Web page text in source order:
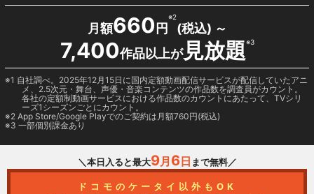
月額660 円
※2
(税込) ～
7,400作品以上が見放題※3
1 自社調べ。2025年12月15日に国内定額動画配信サービスが配信していたアニ
メ、2.5次元・舞台、声優・音楽コンテンツの作品数を調査員がカウント。
各社の定額制動画サービスにおける作品数のカウントにあたって、TVシリ
ーズ1シーズンごとにカウント。
2 App Store/Google Playでのご契約は月額760円(税込)
3 一部個別課金あり
＼本日入ると最大9月 6日 まで無料／
ドコモのケータイ以外もOK